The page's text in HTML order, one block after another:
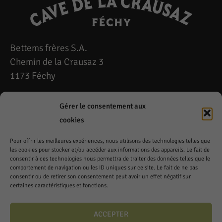
Gérer le consentement aux
cookies
Pour offrir les meilleures expériences, nous utilisons des technologies telles que
les cookies pour stocker et/ou accéder aux informations des appareils. Le fait de
consentir à ces technologies nous permettra de traiter des données telles que le
comportement de navigation ou les ID uniques sur ce site. Le fait de ne pas
consentir ou de retirer son consentement peut avoir un effet négatif sur
certaines caractéristiques et fonctions.
ACCEPTER
Bettems frères S.A.
Chemin de la Crausaz 3
1173 Féchy
7h à 12h – 13h à 18h
Téléphone: 021 808 53 54
Fax: 021 808 79 49
fechy@cavedelacrausaz.ch
Samedi
8h à 12h – 14h à 17h